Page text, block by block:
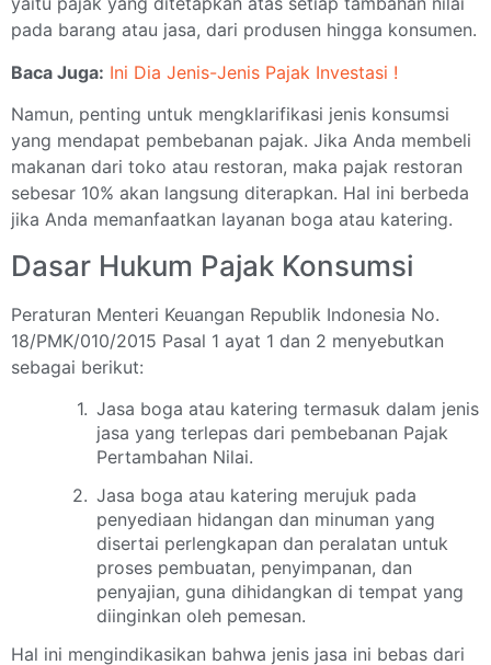
pada barang atau jasa, dari produsen hingga konsumen.
Baca Juga: Ini Dia Jenis-Jenis Pajak Investasi !
Namun, penting untuk mengklarifikasi jenis konsumsi
yang mendapat pembebanan pajak. Jika Anda membeli
makanan dari toko atau restoran, maka pajak restoran
sebesar 10% akan langsung diterapkan. Hal ini berbeda
jika Anda memanfaatkan layanan boga atau katering.
Dasar Hukum Pajak Konsumsi
Peraturan Menteri Keuangan Republik Indonesia No.
18/PMK/010/2015 Pasal 1 ayat 1 dan 2 menyebutkan
sebagai berikut:
Jasa boga atau katering termasuk dalam jenis
jasa yang terlepas dari pembebanan Pajak
Pertambahan Nilai.
Jasa boga atau katering merujuk pada
penyediaan hidangan dan minuman yang
disertai perlengkapan dan peralatan untuk
proses pembuatan, penyimpanan, dan
penyajian, guna dihidangkan di tempat yang
diinginkan oleh pemesan.
Hal ini mengindikasikan bahwa jenis jasa ini bebas dari